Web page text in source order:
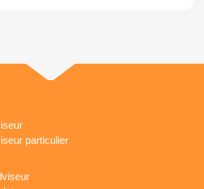
particulier